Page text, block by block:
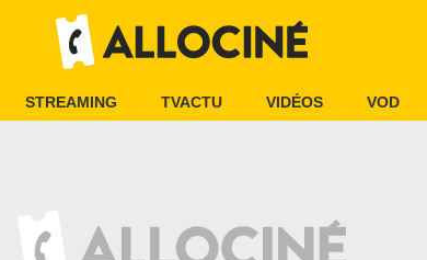
STREAMING TVACTU VIDÉOS VOD